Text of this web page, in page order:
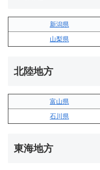
新潟県
山梨県
北陸地方
富山県
石川県
東海地方